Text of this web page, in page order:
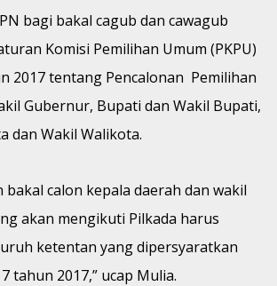
bagi bakal cagub dan cawagub
Komisi Pemilihan Umum (PKPU)
2017 tentang Pencalonan Pemilihan
Gubernur, Bupati dan Wakil Bupati,
dan Wakil Walikota.
bakal calon kepala daerah dan wakil
akan mengikuti Pilkada harus
ketentan yang dipersyaratkan
tahun 2017,” ucap Mulia.